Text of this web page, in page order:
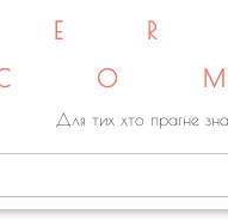
Для тих хто прагне